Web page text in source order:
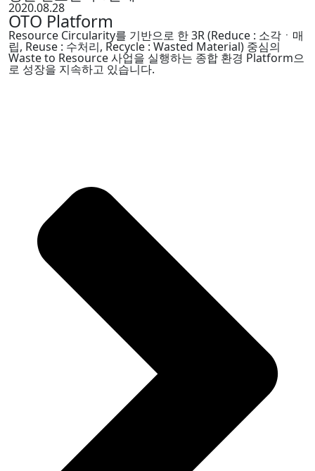
2020.08.28
OTO Platform
Resource Circularity를 기반으로 한 3R (Reduce : 소각ㆍ매
립, Reuse : 수처리, Recycle : Wasted Material) 중심의
Waste to Resource 사업을 실행하는 종합 환경 Platform으
로 성장을 지속하고 있습니다.